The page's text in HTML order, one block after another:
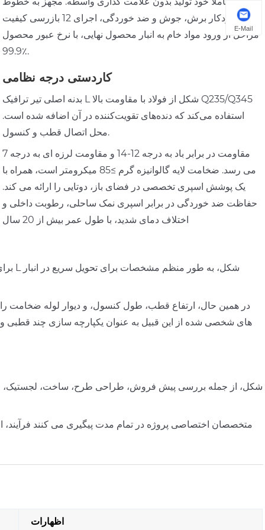
تولید خودکار برش، جوش و ضد خوردگی، اجرای 12 بازرسی کیفیت
مراحل از ورود مواد خام به انبار محصول نهایی، با نرخ عبور محصول
99.9٪.
کاردستی درجه نظامی
بدنه اصلی تیر ترافیک L شکل از فولاد با مقاومت بالا Q235/Q345
استفاده می‌کند که دنده‌های تقویت‌کننده در آن اضافه شده است.
محل اتصال قطب و کنسول.
مقاومت در برابر باد به درجه 12-14 و مقاومت لرزه ای به درجه 7
می رسد. ضخامت لایه گالوانیزه گرم ≥85 میکرومتر است، همراه با
یک پوشش اسپری تخصصی در فضای باز، دوتایی را ارائه می کند.
حفاظت ضد خوردگی در برابر اسپری نمک ساحلی، رطوبت داخلی و
اختلاف دمای شدید، با طول عمر بیش از 20 سال
در همین حال، ارتفاع قطب، طول کنسول، و دیوار لوله ضخامت
های شخصی شده از این قبیل به عنوان یکپارچه سازی چند قطبی و
اظهارات
E-Mail